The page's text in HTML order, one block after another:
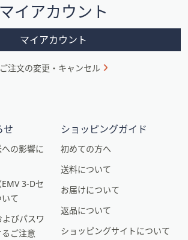
マイアカウント
マイアカウント
ご注文の変更・キャンセル
せ
の影響に
3-Dセ
て
びパスワ
ご注意
ショッピングガイド
初めての方へ
送料について
お届けについて
返品について
ショッピングサイトについて